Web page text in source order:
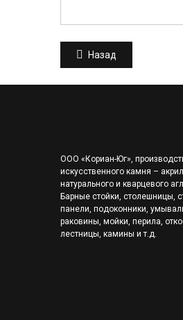
Назад
ООО «Кориан-Юг»,
искусственного камня –
натурального и кварцевого
Барные стойки, столешницы,
панели, подоконники,
раковины, мойки, перила,
лестницы, камины и т.д.